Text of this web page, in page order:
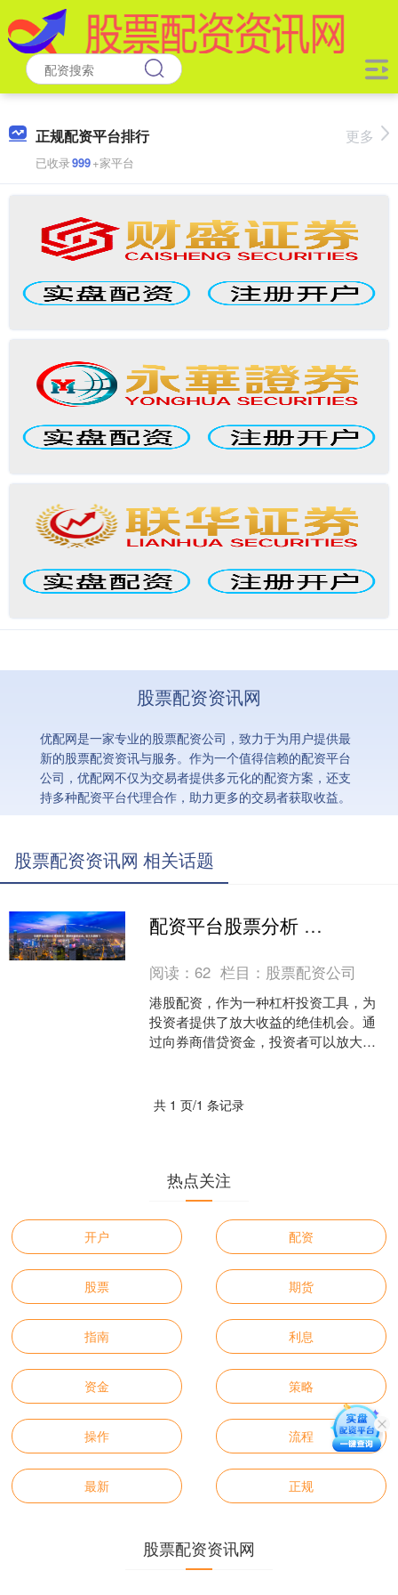
正规配资平台排行
已收录999+家平台
更多
股票配资资讯网
优配网是一家专业的股票配资公司，致力于为用户提供最
新的股票配资资讯与服务。作为一个值得信赖的配资平台
公司，优配网不仅为交易者提供多元化的配资方案，还支
持多种配资平台代理合作，助力更多的交易者获取收益。
股票配资资讯网 相关话题
配资平台股票分析 港股配资：解锁财富新机遇，助力投资腾飞
阅读：62 栏目： 股票配资公司
港股配资，作为一种杠杆投资工具，为
投资者提供了放大收益的绝佳机会。通
过向券商借贷资金，投资者可以放大投
共 1 页/1 条记录
热点关注
开户 配资
股票 期货
指南 利息
资金 策略
操作 流程
最新 正规
股票配资资讯网